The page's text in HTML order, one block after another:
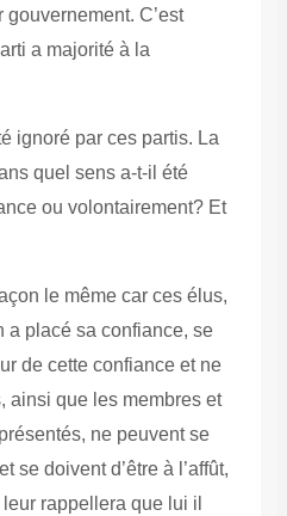
C’est
a majorité à la
ignoré par ces partis. La
quel sens a-t-il été
ou volontairement? Et
le même car ces élus,
a placé sa confiance, se
de cette confiance et ne
ainsi que les membres et
ne peuvent se
se doivent d’être à l’affût,
rappellera que lui il